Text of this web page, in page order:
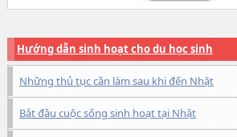
Hướng dẫn sinh hoạt cho du học sinh
Những thủ tục cần làm sau khi đến Nhật
Bắt đầu cuộc sống sinh hoạt tại Nhật